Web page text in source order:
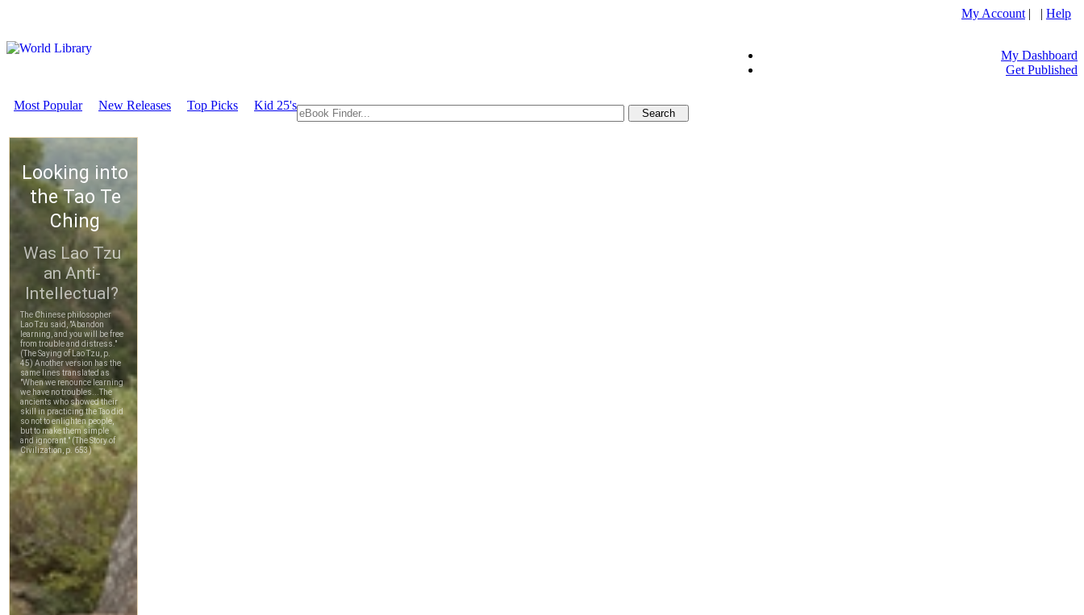
My Account | | Help
My Dashboard
Get Published
Most Popular New Releases Top Picks Kid 25's